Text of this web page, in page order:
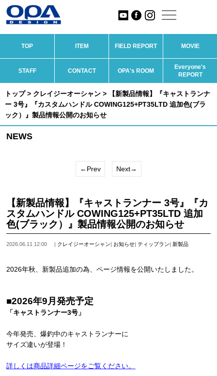
TOP ITEM FIELD REPORT MOVIE
STAFF CONTACT OPA's ROOM
Everyone's
REPORT
トップ> クレイジーオーシャン > 【新製品情報】『キャストランナ
ー 3号』『カスタムハンドル COWING125+PT35LTD 追加色(ブラ
ック）』製品情報公開のお知らせ
NEWS
←Prev Next→
【新製品情報】『キャストランナー 3号』『カ
スタムハンドル COWING125+PT35LTD 追加
色(ブラック）』製品情報公開のお知らせ
2026.06.11 12:00 | クレイジーオーシャン| お知らせ|ティップラン| 新製品
2026年秋、新製品追加の為、ページ情報を公開いたしました。
■2026年9月発売予定
「キャストランナー3号」
今年発売、爆釣中のキャストランナーに
サイズ違いが登場！
詳しくは商品詳細ページをご覧ください。